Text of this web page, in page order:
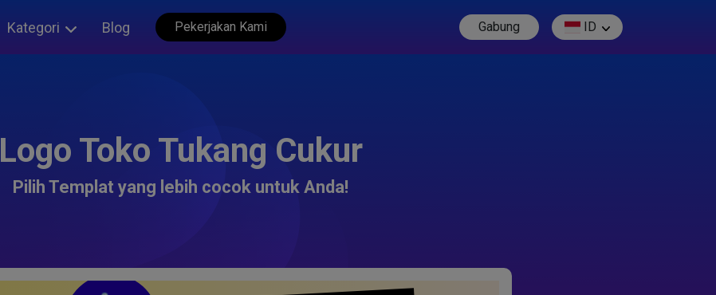
Kategori Blog Pekerjakan Kami Gabung ID
Logo Toko Tukang Cukur
Pilih Templat yang lebih cocok untuk Anda!